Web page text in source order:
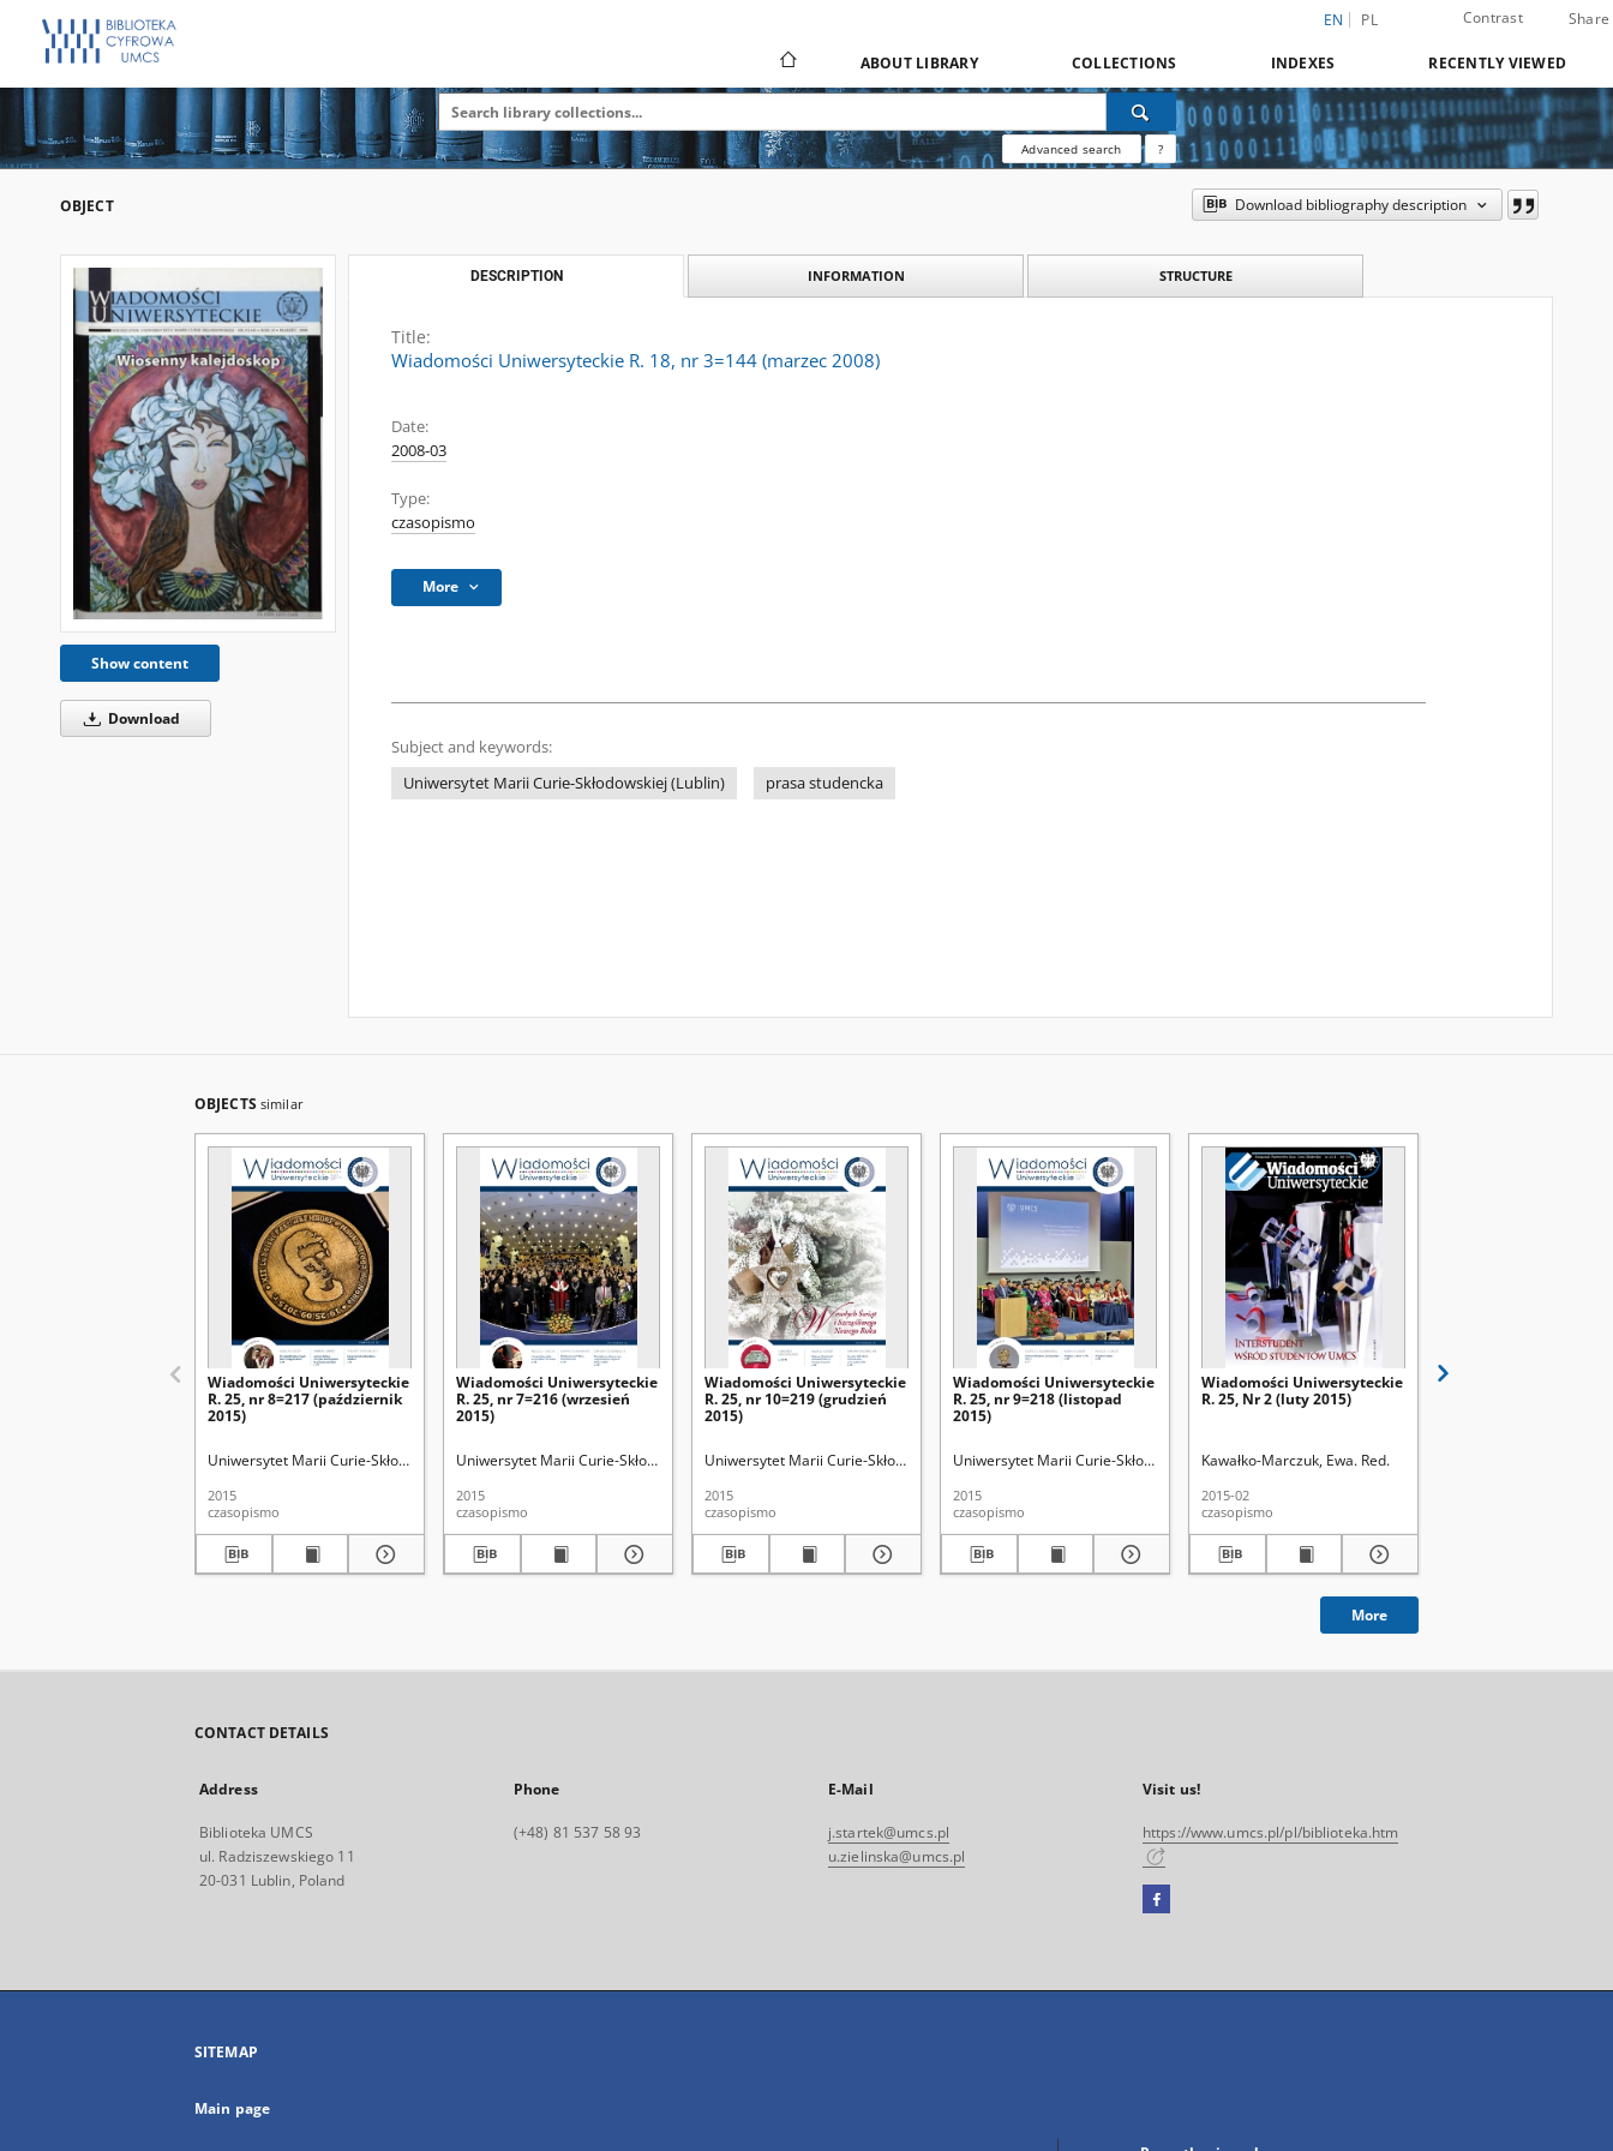
EN PL Contrast Share
ABOUT LIBRARY COLLECTIONS INDEXES RECENTLY VIEWED
Advanced search ?
OBJECT Download bibliography description
Show content
Download
DESCRIPTION INFORMATION STRUCTURE
Title:
Wiadomości Uniwersyteckie R. 18, nr 3=144 (marzec 2008)
Date:
2008-03
Type:
czasopismo
More
Subject and keywords:
Uniwersytet Marii Curie-Skłodowskiej (Lublin)
prasa studencka
OBJECTS similar
Wiadomości Uniwersyteckie
R. 25, nr 8=217 (październik
2015)
Uniwersytet Marii Curie-Skłodowskiej (Lublin)
2015
czasopismo
Wiadomości Uniwersyteckie
R. 25, nr 7=216 (wrzesień
2015)
Uniwersytet Marii Curie-Skłodowskiej (Lublin)
2015
czasopismo
Wiadomości Uniwersyteckie
R. 25, nr 10=219 (grudzień
2015)
Uniwersytet Marii Curie-Skłodowskiej (Lublin)
2015
czasopismo
Wiadomości Uniwersyteckie
R. 25, nr 9=218 (listopad
2015)
Uniwersytet Marii Curie-Skłodowskiej (Lublin)
2015
czasopismo
Wiadomości Uniwersyteckie
R. 25, Nr 2 (luty 2015)
Kawałko-Marczuk, Ewa. Red.
2015-02
czasopismo
More
CONTACT DETAILS
Address
Biblioteka UMCS
ul. Radziszewskiego 11
20-031 Lublin, Poland
Phone
(+48) 81 537 58 93
E-Mail
j.startek@umcs.pl
u.zielinska@umcs.pl
Visit us!
https://www.umcs.pl/pl/biblioteka.htm
Facebook
open
SITEMAP
Main page